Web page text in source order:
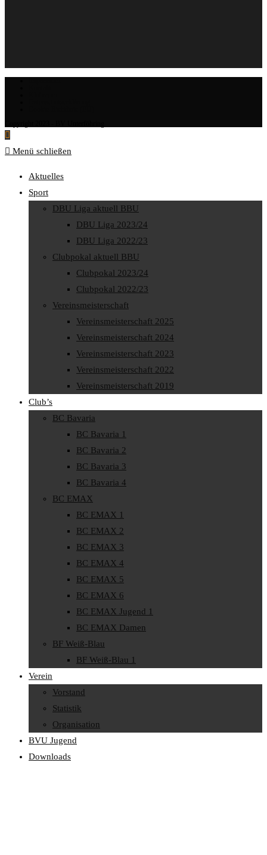
Menü schließen
Aktuelles
Sport
DBU Liga aktuell BBU
DBU Liga 2023/24
DBU Liga 2022/23
Clubpokal aktuell BBU
Clubpokal 2023/24
Clubpokal 2022/23
Vereinsmeisterschaft
Vereinsmeisterschaft 2025
Vereinsmeisterschaft 2024
Vereinsmeisterschaft 2023
Vereinsmeisterschaft 2022
Vereinsmeisterschaft 2019
Club’s
BC Bavaria
BC Bavaria 1
BC Bavaria 2
BC Bavaria 3
BC Bavaria 4
BC EMAX
BC EMAX 1
BC EMAX 2
BC EMAX 3
BC EMAX 4
BC EMAX 5
BC EMAX 6
BC EMAX Jugend 1
BC EMAX Damen
BF Weiß-Blau
BF Weiß-Blau 1
Verein
Vorstand
Statistik
Organisation
BVU Jugend
Downloads